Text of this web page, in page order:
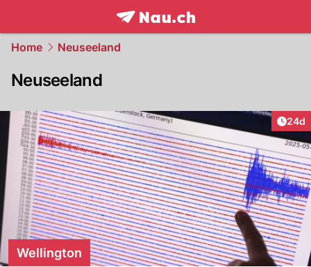
frontpage.NAU.ch
Home Neuseeland
Neuseeland
24d
Wellington